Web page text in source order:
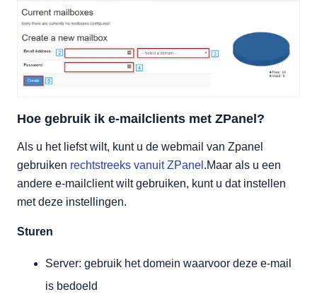
Hoe gebruik ik e-mailclients met ZPanel?
Als u het liefst wilt, kunt u de webmail van Zpanel
gebruiken rechtstreeks vanuit ZPanel .Maar als u een
andere e-mailclient wilt gebruiken, kunt u dat instellen
met deze instellingen.
Sturen
Server: gebruik het domein waarvoor deze e-mail
is bedoeld